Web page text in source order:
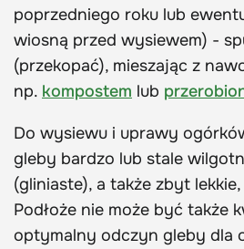
poprzedniego roku lub
wiosną przed wysiewem) -
(przekopać), mieszając z
np. kompostem lub
Do wysiewu i uprawy
gleby bardzo lub stale
(gliniaste), a także zbyt
Podłoże nie może być także
optymalny odczyn gleby dla